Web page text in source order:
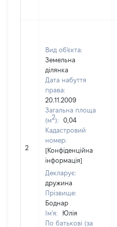
2
Вид об'єкта:
Земельна
ділянка
Дата набуття
права:
20.11.2009
Загальна площа
(м2):
0,04
Кадастровий
номер:
[Конфіденційна
інформація]
Декларує:
дружина
Прізвище:
Боднар
Ім'я:
Юлія
По батькові (за